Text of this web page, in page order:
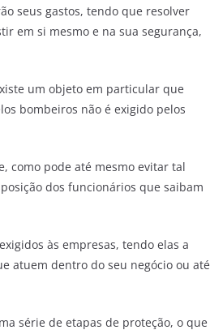
seus gastos, tendo que resolver
em si mesmo e na sua segurança,
um objeto em particular que
bombeiros não é exigido pelos
como pode até mesmo evitar tal
dos funcionários que saibam
às empresas, tendo elas a
atuem dentro do seu negócio ou até
série de etapas de proteção, o que